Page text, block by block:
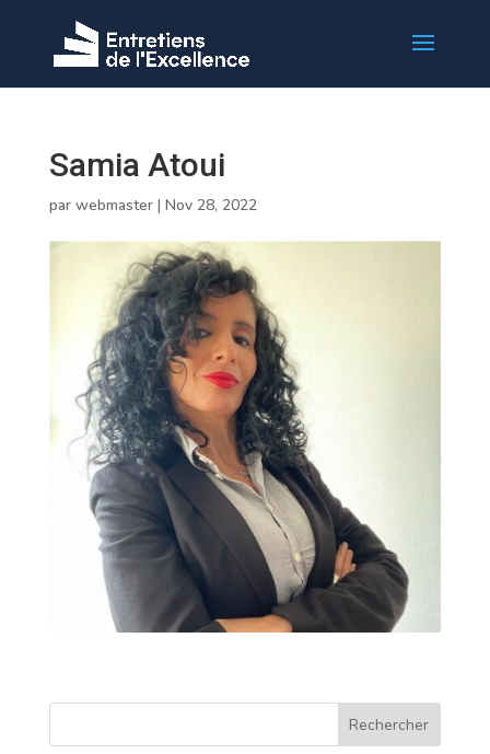
Samia Atoui
par webmaster| Nov 28, 2022
Rechercher